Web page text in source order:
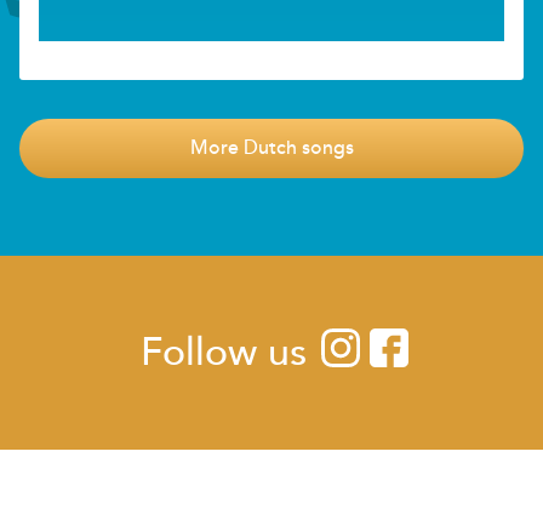
More Dutch songs
Follow us